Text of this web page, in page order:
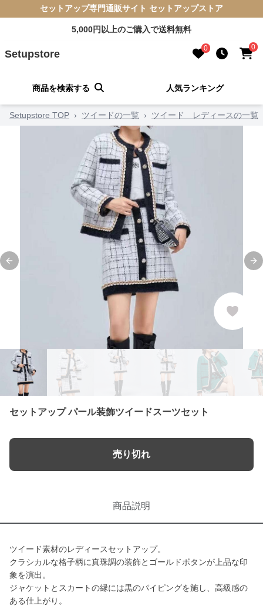
セットアップ専門通販サイト セットアップストア
5,000円以上のご購入で送料無料
Setupstore 0 0
商品を検索する 人気ランキング
Setupstore TOP › ツイードの一覧 › ツイード レディースの一覧
Previous slide
セットアップ パール装飾ツイードスーツセット
売り切れ
商品説明
ツイード素材のレディースセットアップ。
クラシカルな格子柄に真珠調の装飾とゴールドボタンが上品な印
象を演出。
ジャケットとスカートの縁には黒のパイピングを施し、高級感の
ある仕上がり。